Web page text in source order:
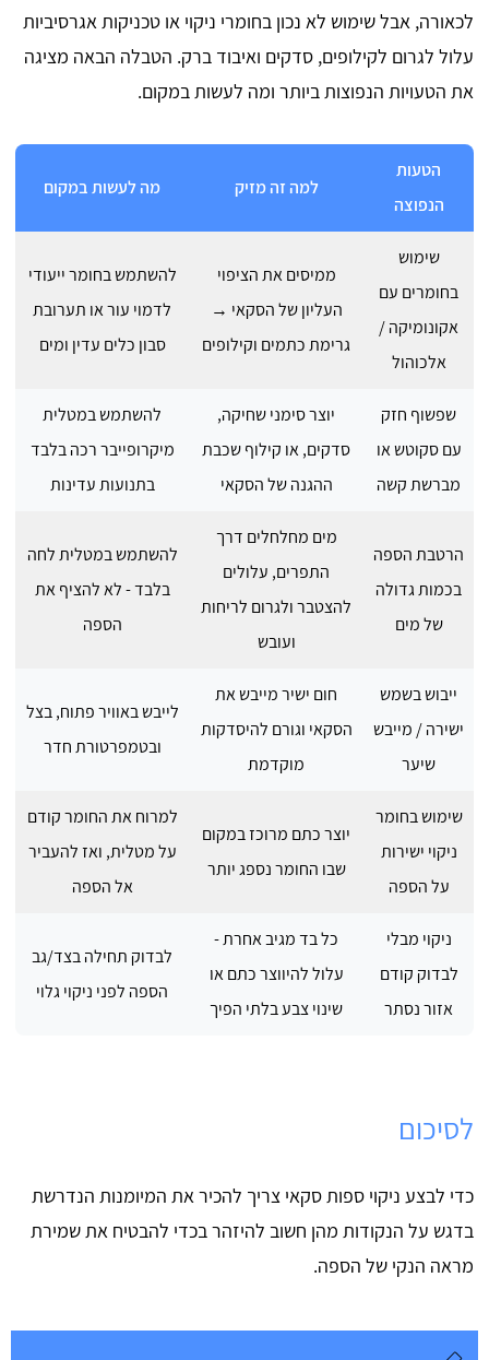
לכאורה, אבל שימוש לא נכון בחומרי ניקוי או טכניקות אגרסיביות
עלול לגרום לקילופים, סדקים ואיבוד ברק. הטבלה הבאה מציגה
את הטעויות הנפוצות ביותר ומה לעשות במקום.
הטעות
הנפוצה
למה זה מזיק מה לעשות במקום
שימוש
בחומרים עם
אקונומיקה /
אלכוהול
ממיסים את הציפוי
העליון של הסקאי →
גרימת כתמים וקילופים
להשתמש בחומר ייעודי
לדמוי עור או תערובת
סבון כלים עדין ומים
שפשוף חזק
עם סקוטש או
מברשת קשה
יוצר סימני שחיקה,
סדקים, או קילוף שכבת
ההגנה של הסקאי
להשתמש במטלית
מיקרופייבר רכה בלבד
בתנועות עדינות
הרטבת הספה
בכמות גדולה
של מים
מים מחלחלים דרך
התפרים, עלולים
להצטבר ולגרום לריחות
ועובש
להשתמש במטלית לחה
בלבד - לא להציף את
הספה
ייבוש בשמש
ישירה / מייבש
שיער
חום ישיר מייבש את
הסקאי וגורם להיסדקות
מוקדמת
לייבש באוויר פתוח, בצל
ובטמפרטורת חדר
שימוש בחומר
ניקוי ישירות
על הספה
יוצר כתם מרוכז במקום
שבו החומר נספג יותר
למרוח את החומר קודם
על מטלית, ואז להעביר
אל הספה
ניקוי מבלי
לבדוק קודם
אזור נסתר
כל בד מגיב אחרת -
עלול להיווצר כתם או
שינוי צבע בלתי הפיך
לבדוק תחילה בצד/גב
הספה לפני ניקוי גלוי
לסיכום
כדי לבצע ניקוי ספות סקאי צריך להכיר את המיומנות הנדרשת
בדגש על הנקודות מהן חשוב להיזהר בכדי להבטיח את שמירת
מראה הנקי של הספה.